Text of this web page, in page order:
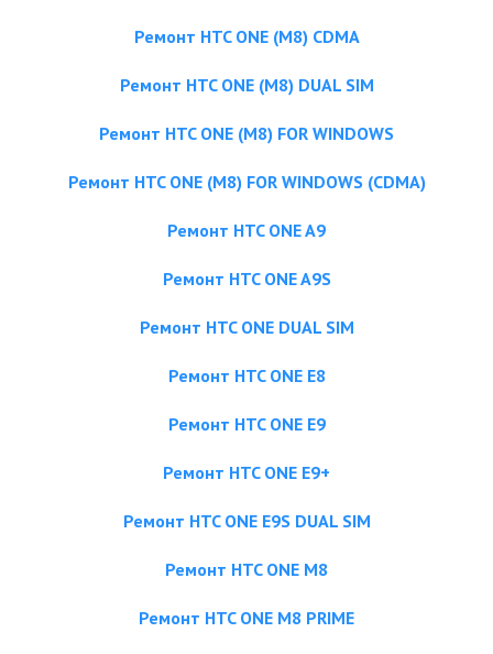
Ремонт HTC ONE (M8) CDMA
Ремонт HTC ONE (M8) DUAL SIM
Ремонт HTC ONE (M8) FOR WINDOWS
Ремонт HTC ONE (M8) FOR WINDOWS (CDMA)
Ремонт HTC ONE A9
Ремонт HTC ONE A9S
Ремонт HTC ONE DUAL SIM
Ремонт HTC ONE E8
Ремонт HTC ONE E9
Ремонт HTC ONE E9+
Ремонт HTC ONE E9S DUAL SIM
Ремонт HTC ONE M8
Ремонт HTC ONE M8 PRIME